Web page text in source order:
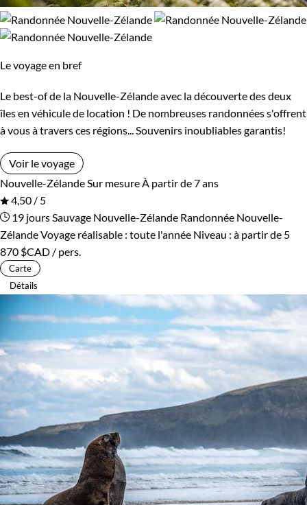
Le voyage en bref
Le best-of de la Nouvelle-Zélande avec la découverte des deux
îles en véhicule de location ! De nombreuses randonnées s'offrent
à vous à travers ces régions... Souvenirs inoubliables garantis!
Voir le voyage
Nouvelle-ZélandeSur mesureÀ partir de 7 ans
4,50 / 5
19 joursSauvage Nouvelle-Zélande Randonnée Nouvelle-
ZélandeVoyage réalisable : toute l'année Niveau : à partir de 5
870 $CAD / pers.
Carte
Détails